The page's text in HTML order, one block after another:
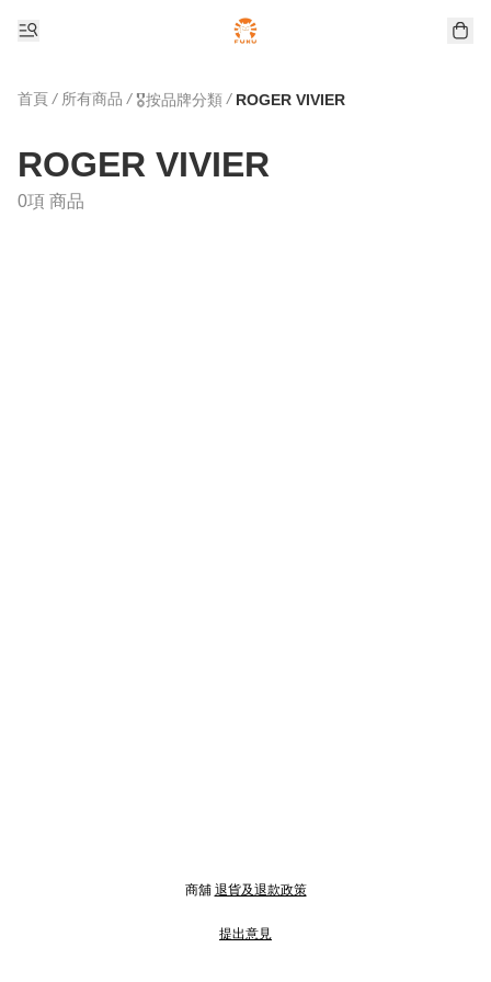
首頁 / 所有商品 / 🎖️按品牌分類 / ROGER VIVIER
ROGER VIVIER
0項 商品
商舖 退貨及退款政策
提出意見